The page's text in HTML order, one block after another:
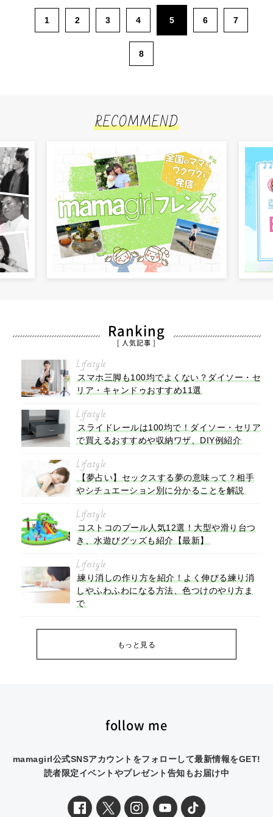
1 2 3 4 5 6 7
8
RECOMMEND
Ranking
[ 人気記事 ]
Lifestyle
スマホ三脚も100均でよくない？ダイソー・セ
リア・キャンドゥおすすめ11選
Lifestyle
スライドレールは100均で！ダイソー・セリア
で買えるおすすめや収納ワザ、DIY例紹介
Lifestyle
【夢占い】セックスする夢の意味って？相手
やシチュエーション別に分かることを解説
Lifestyle
コストコのプール人気12選！大型や滑り台つ
き、水遊びグッズも紹介【最新】
Lifestyle
練り消しの作り方を紹介！よく伸びる練り消
しやふわふわになる方法、色つけのやり方ま
で
もっと見る
follow me
mamagirl公式SNSアカウントをフォローして最新情報をGET!
読者限定イベントやプレゼント告知もお届け中